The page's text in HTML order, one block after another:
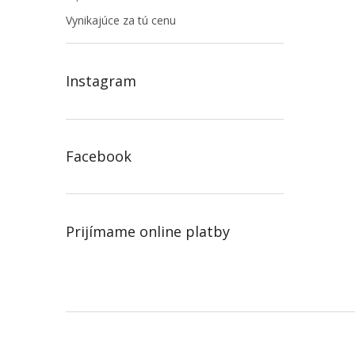
Vynikajúce za tú cenu
Instagram
Facebook
Prijímame online platby